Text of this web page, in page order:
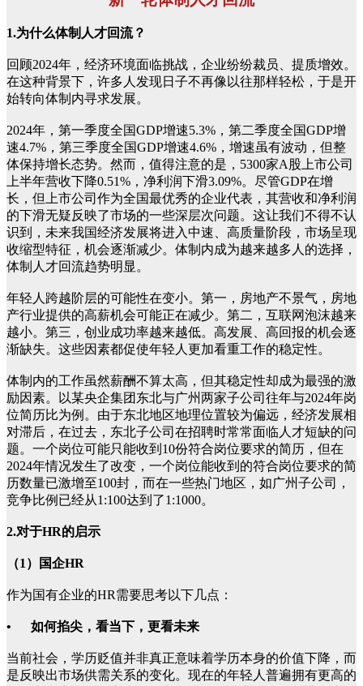
1.为什么体制人才回流？
回顾2024年，经济环境面临挑战，企业纷纷裁员、提质增效。
在这种背景下，许多人发现日子不再像以往那样轻松，于是开
始转向体制内寻求发展。
2024年，第一季度全国GDP增速5.3%，第二季度全国GDP增
速4.7%，第三季度全国GDP增速4.6%，增速虽有波动，但整
体保持增长态势。然而，值得注意的是，5300家A股上市公司
上半年营收下降0.51%，净利润下滑3.09%。尽管GDP在增
长，但上市公司作为全国最优秀的企业代表，其营收和净利润
的下滑无疑反映了市场的一些深层次问题。这让我们不得不认
识到，未来我国经济发展将进入中速、高质量阶段，市场呈现
收缩型特征，机会逐渐减少。体制内成为越来越多人的选择，
体制人才回流趋势明显。
年轻人跨越阶层的可能性在变小。第一，房地产不景气，房地
产行业提供的高薪机会可能正在减少。第二，互联网泡沫越来
越小。第三，创业成功率越来越低。高发展、高回报的机会逐
渐缺失。这些因素都促使年轻人更加看重工作的稳定性。
体制内的工作虽然薪酬不算太高，但其稳定性却成为最强的激
励因素。以某央企集团东北与广州两家子公司往年与2024年岗
位简历比为例。由于东北地区地理位置较为偏远，经济发展相
对滞后，在过去，东北子公司在招聘时常常面临人才短缺的问
题。一个岗位可能只能收到10份符合岗位要求的简历，但在
2024年情况发生了改变，一个岗位能收到的符合岗位要求的简
历数量已激增至100封，而在一些热门地区，如广州子公司，
竞争比例已经从1:100达到了1:1000。
2.对于HR的启示
（1）国企HR
作为国有企业的HR需要思考以下几点：
• 如何掐尖，看当下，更看未来
当前社会，学历贬值并非真正意味着学历本身的价值下降，而
是反映出市场供需关系的变化。现在的年轻人普遍拥有更高的